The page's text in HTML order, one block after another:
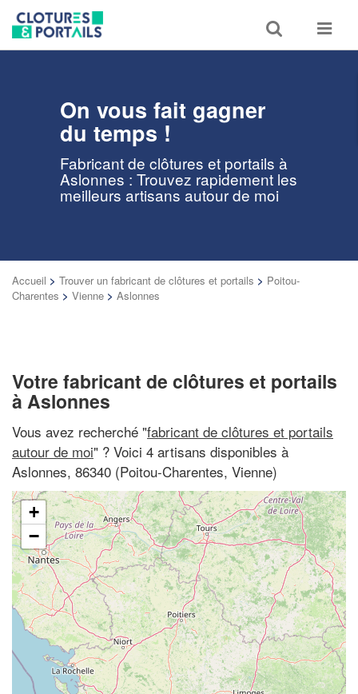
Toggle
search
Toggle
On vous fait gagner
du temps !
Fabricant de clôtures et portails à
Aslonnes : Trouvez rapidement les
meilleurs artisans autour de moi
Accueil > Trouver un fabricant de clôtures et portails > Poitou-
Charentes > Vienne > Aslonnes
Votre fabricant de clôtures et portails
à Aslonnes
Vous avez recherché "fabricant de clôtures et portails
autour de moi" ? Voici 4 artisans disponibles à
Aslonnes, 86340 (Poitou-Charentes, Vienne)
+
−